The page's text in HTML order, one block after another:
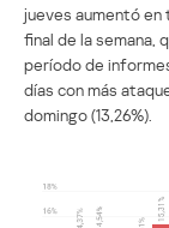
jueves aumentó
final de la semana,
período de
días con más
domingo (13,26%).